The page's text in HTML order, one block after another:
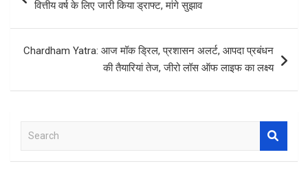
k
p
वित्तीय वर्ष के लिए जारी किया ड्राफ्ट, मांगे सुझाव
Chardham Yatra: आज मॉक ड्रिल, प्रशासन अलर्ट, आपदा प्रबंधन
की तैयारियां तेज, जीरो लॉस ऑफ लाइफ का लक्ष्य
a